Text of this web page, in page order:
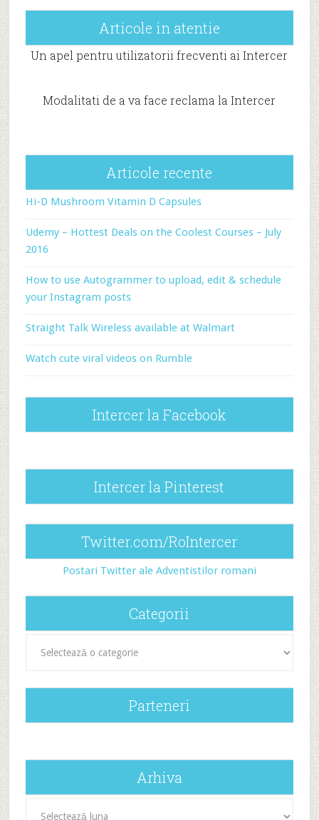
Articole in atentie
Un apel pentru utilizatorii frecventi ai Intercer
Modalitati de a va face reclama la Intercer
Articole recente
Hi-D Mushroom Vitamin D Capsules
Udemy – Hottest Deals on the Coolest Courses – July
2016
How to use Autogrammer to upload, edit & schedule
your Instagram posts
Straight Talk Wireless available at Walmart
Watch cute viral videos on Rumble
Intercer la Facebook
Intercer la Pinterest
Twitter.com/RoIntercer
Postari Twitter ale Adventistilor romani
Categorii
Parteneri
Arhiva